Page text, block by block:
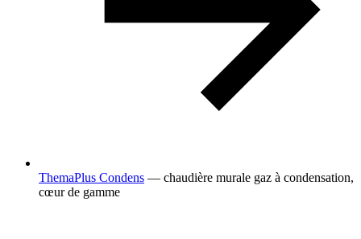
ThemaPlus Condens — chaudière murale gaz à condensation,
cœur de gamme